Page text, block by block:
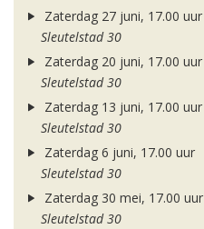
Zaterdag 27 juni, 17.00 uur
Sleutelstad 30
Zaterdag 20 juni, 17.00 uur
Sleutelstad 30
Zaterdag 13 juni, 17.00 uur
Sleutelstad 30
Zaterdag 6 juni, 17.00 uur
Sleutelstad 30
Zaterdag 30 mei, 17.00 uur
Sleutelstad 30